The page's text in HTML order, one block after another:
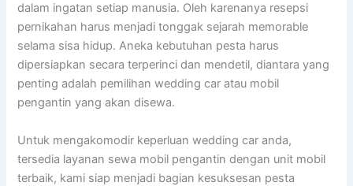
dalam ingatan setiap manusia. Oleh karenanya resepsi
pernikahan harus menjadi tonggak sejarah memorable
selama sisa hidup. Aneka kebutuhan pesta harus
dipersiapkan secara terperinci dan mendetil, diantara yang
penting adalah pemilihan wedding car atau mobil
pengantin yang akan disewa.
Untuk mengakomodir keperluan wedding car anda,
tersedia layanan sewa mobil pengantin dengan unit mobil
terbaik, kami siap menjadi bagian kesuksesan pesta